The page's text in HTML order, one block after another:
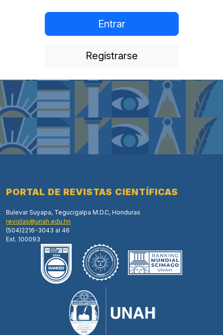
Entrar
Registrarse
PORTAL DE REVISTAS CIENTÍFICAS
Bulevar Suyapa, Tegucigalpa M.D.C, Honduras
revistas@unah.edu.hn
(504)2216-3043 al 46
Ext. 100093